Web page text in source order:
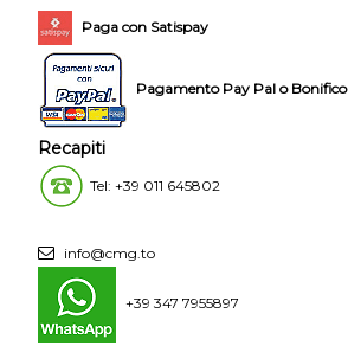
Paga con Satispay
Pagamento Pay Pal o Bonifico
Recapiti
Tel: +39 011 645802
info@cmg.to
+39 347 7955897